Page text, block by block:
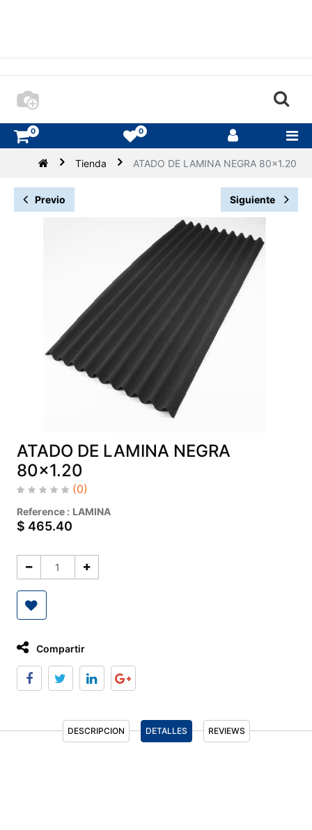
0 0
Tienda ATADO DE LAMINA NEGRA 80x1.20
Previo Siguiente
ATADO DE LAMINA NEGRA
80x1.20
(0)
Reference : LAMINA
$ 465.40
Compartir
DESCRIPCION DETALLES REVIEWS